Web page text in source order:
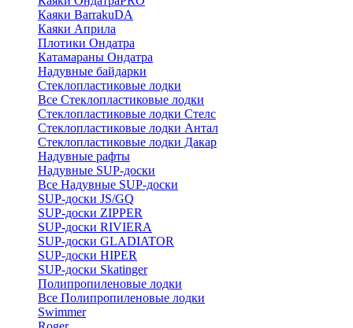
Каяки BarrakuDA
Каяки Априла
Плотики Ондатра
Катамараны Ондатра
Надувные байдарки
Стеклопластиковые лодки
Все Стеклопластиковые лодки
Стеклопластиковые лодки Стелс
Стеклопластиковые лодки Антал
Стеклопластиковые лодки Дакар
Надувные рафты
Надувные SUP-доски
Все Надувные SUP-доски
SUP-доски JS/GQ
SUP-доски ZIPPER
SUP-доски RIVIERA
SUP-доски GLADIATOR
SUP-доски HIPER
SUP-доски Skatinger
Полипропиленовые лодки
Все Полипропиленовые лодки
Swimmer